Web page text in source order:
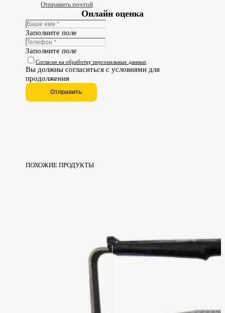
Отправить почтой
Онлайн оценка
Заполните поле
Заполните поле
Согласие на обработку персональных данных
Вы должны согласиться с условиями для
продолжения
Отправить
ПОХОЖИЕ ПРОДУКТЫ